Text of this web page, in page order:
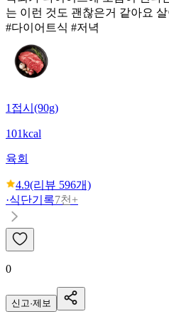
는 이런 것도 괜찮은거 같아요
#다이어트식 #저녁
1접시(90g)
101kcal
육회
4.9(리뷰 596개)
·식단기록7천+
0
신고·제보